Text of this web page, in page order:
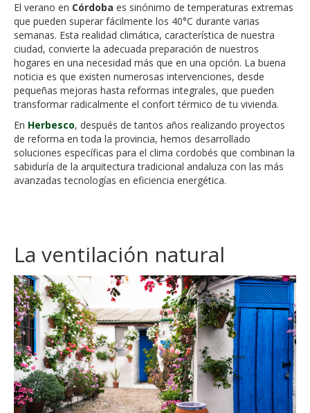
El verano en Córdoba es sinónimo de temperaturas extremas
que pueden superar fácilmente los 40°C durante varias
semanas. Esta realidad climática, característica de nuestra
ciudad, convierte la adecuada preparación de nuestros
hogares en una necesidad más que en una opción. La buena
noticia es que existen numerosas intervenciones, desde
pequeñas mejoras hasta reformas integrales, que pueden
transformar radicalmente el confort térmico de tu vivienda.
En Herbesco, después de tantos años realizando proyectos
de reforma en toda la provincia, hemos desarrollado
soluciones específicas para el clima cordobés que combinan la
sabiduría de la arquitectura tradicional andaluza con las más
avanzadas tecnologías en eficiencia energética.
La ventilación natural